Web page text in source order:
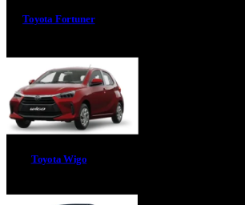
Toyota Fortuner
Toyota Wigo